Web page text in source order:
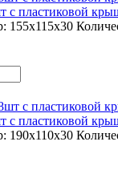
с пластиковой
155х115х30
с пластиковой
190х110х30